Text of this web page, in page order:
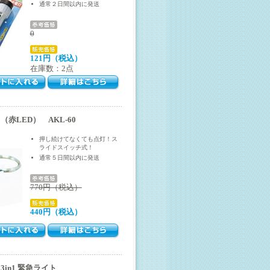
通常２日間以内に発送
0
121円（税込）
在庫数：2点
（赤LED） AKL-60
押し続けてなくても点灯！ス
ライドスイッチ式！
通常５日間以内に発送
770円（税込）
440円（税込）
緊急ライト